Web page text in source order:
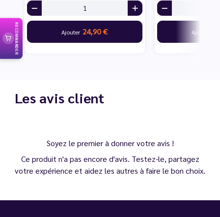
Ajouter 24,90 € Ajouter
Les avis client
Soyez le premier à donner votre avis !
Ce produit n'a pas encore d'avis. Testez-le, partagez
votre expérience et aidez les autres à faire le bon choix.
RECOMMANDER